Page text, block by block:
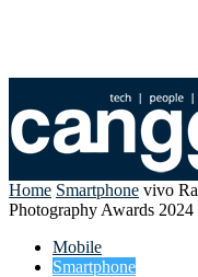
Home Smartphone vivo
Photography Awards 2024
Mobile
Smartphone